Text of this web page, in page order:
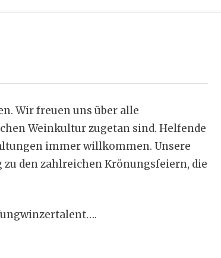
Wir freuen uns über alle
Weinkultur zugetan sind. Helfende
immer willkommen. Unsere
den zahlreichen Krönungsfeiern, die